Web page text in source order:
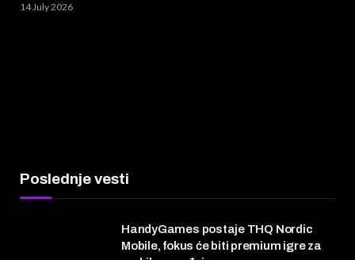
14 July 2026
Poslednje vesti
HandyGames postaje THQ Nordic
Mobile, fokus će biti premium igre za